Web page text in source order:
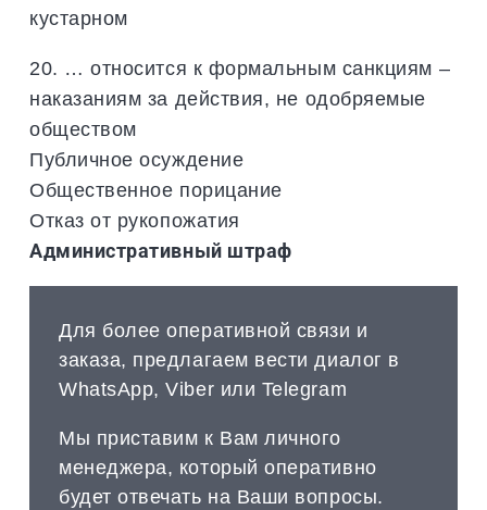
кустарном
20. … относится к формальным санкциям –
наказаниям за действия, не одобряемые
обществом
Публичное осуждение
Общественное порицание
Отказ от рукопожатия
Административный штраф
Для более оперативной связи и
заказа, предлагаем вести диалог в
WhatsApp, Viber или Telegram
Мы приставим к Вам личного
менеджера, который оперативно
будет отвечать на Ваши вопросы.